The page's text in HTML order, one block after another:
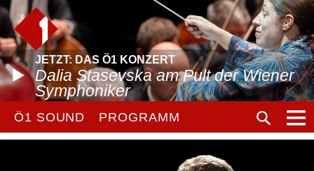
JETZT: DAS Ö1 KONZERT
Dalia Stasevska am Pult der Wiener
Symphoniker
Ö1 SOUND PROGRAMM